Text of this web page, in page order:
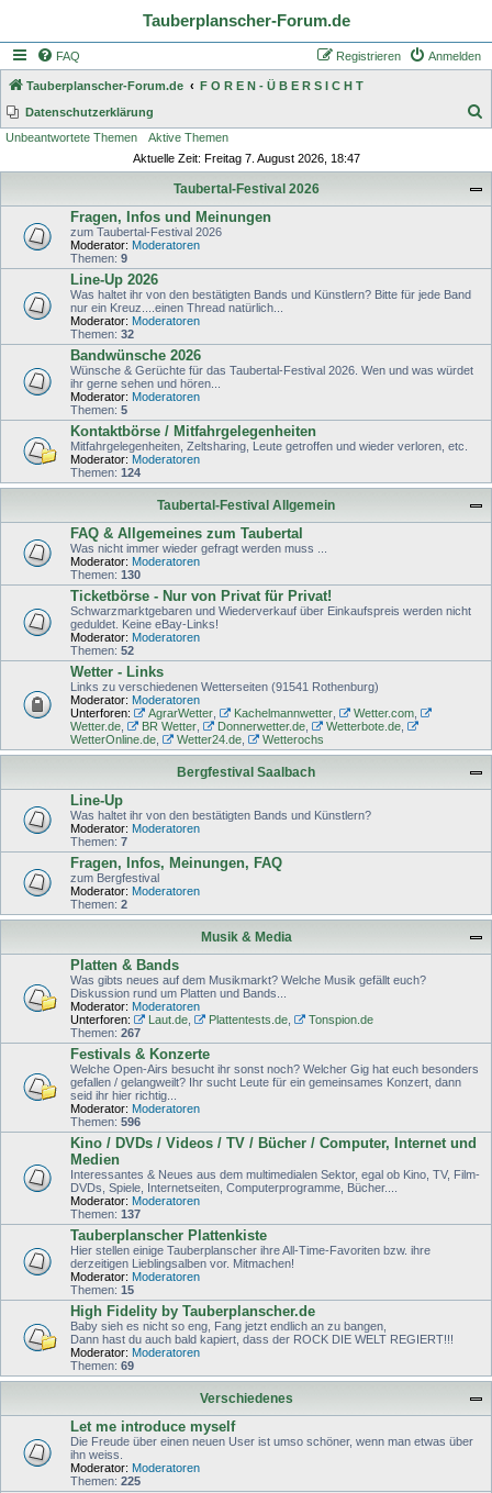
Tauberplanscher-Forum.de
FAQ Anmelden
Registrieren
Tauberplanscher-Forum.de
F O R E N - Ü B E R S I C H T
Datenschutzerklärung
Unbeantwortete Themen
Aktive Themen
Aktuelle Zeit: Freitag 7. August 2026, 18:47
Taubertal-Festival 2026
Fragen, Infos und Meinungen
zum Taubertal-Festival 2026
Moderator: Moderatoren
Themen: 9
Line-Up 2026
Was haltet ihr von den bestätigten Bands und Künstlern? Bitte für jede Band
nur ein Kreuz....einen Thread natürlich...
Moderator: Moderatoren
Themen: 32
Bandwünsche 2026
Wünsche & Gerüchte für das Taubertal-Festival 2026. Wen und was würdet
ihr gerne sehen und hören...
Moderator: Moderatoren
Themen: 5
Kontaktbörse / Mitfahrgelegenheiten
Mitfahrgelegenheiten, Zeltsharing, Leute getroffen und wieder verloren, etc.
Moderator: Moderatoren
Themen: 124
Taubertal-Festival Allgemein
FAQ & Allgemeines zum Taubertal
Was nicht immer wieder gefragt werden muss ...
Moderator: Moderatoren
Themen: 130
Ticketbörse - Nur von Privat für Privat!
Schwarzmarktgebaren und Wiederverkauf über Einkaufspreis werden nicht
geduldet. Keine eBay-Links!
Moderator: Moderatoren
Themen: 52
Wetter - Links
Links zu verschiedenen Wetterseiten (91541 Rothenburg)
Moderator: Moderatoren
Unterforen:
AgrarWetter, Kachelmannwetter, Wetter.com,
Wetter.de
BR Wetter, Donnerwetter.de, Wetterbote.de,
WetterOnline.de
Wetter24.de, Wetterochs
Bergfestival Saalbach
Line-Up
Was haltet ihr von den bestätigten Bands und Künstlern?
Moderator: Moderatoren
Themen: 7
Fragen, Infos, Meinungen, FAQ
zum Bergfestival
Moderator: Moderatoren
Themen: 2
Musik & Media
Platten & Bands
Was gibts neues auf dem Musikmarkt? Welche Musik gefällt euch?
Diskussion rund um Platten und Bands...
Moderator: Moderatoren
Unterforen:
Laut.de, Plattentests.de,
Tonspion.de
Themen: 267
Festivals & Konzerte
Welche Open-Airs besucht ihr sonst noch? Welcher Gig hat euch besonders
gefallen / gelangweilt? Ihr sucht Leute für ein gemeinsames Konzert, dann
seid ihr hier richtig...
Moderator: Moderatoren
Themen: 596
Kino / DVDs / Videos / TV / Bücher / Computer, Internet und
Medien
Interessantes & Neues aus dem multimedialen Sektor, egal ob Kino, TV, Film-
DVDs, Spiele, Internetseiten, Computerprogramme, Bücher....
Moderator: Moderatoren
Themen: 137
Tauberplanscher Plattenkiste
Hier stellen einige Tauberplanscher ihre All-Time-Favoriten bzw. ihre
derzeitigen Lieblingsalben vor. Mitmachen!
Moderator: Moderatoren
Themen: 15
High Fidelity by Tauberplanscher.de
Baby sieh es nicht so eng, Fang jetzt endlich an zu bangen,
Dann hast du auch bald kapiert, dass der ROCK DIE WELT REGIERT!!!
Moderator: Moderatoren
Themen: 69
Verschiedenes
Let me introduce myself
Die Freude über einen neuen User ist umso schöner, wenn man etwas über
ihn weiss.
Moderator: Moderatoren
Themen: 225